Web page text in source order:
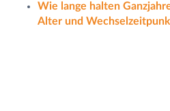
Wie lange halten
Alter und